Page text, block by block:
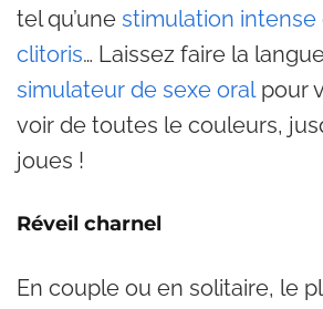
tel qu’une stimulation intense
clitoris… Laissez faire la
simulateur de sexe oralpour
voir de toutes le couleurs,
joues !
Réveil charnel
En couple ou en solitaire, le